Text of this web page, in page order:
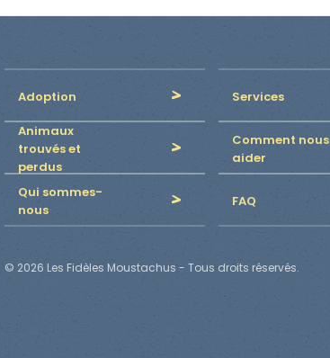
Adoption Services
Animaux
trouvés et
perdus
Comment nous
aider
Qui sommes-
nous
FAQ
© 2026 Les Fidèles Moustachus - Tous droits réservés.